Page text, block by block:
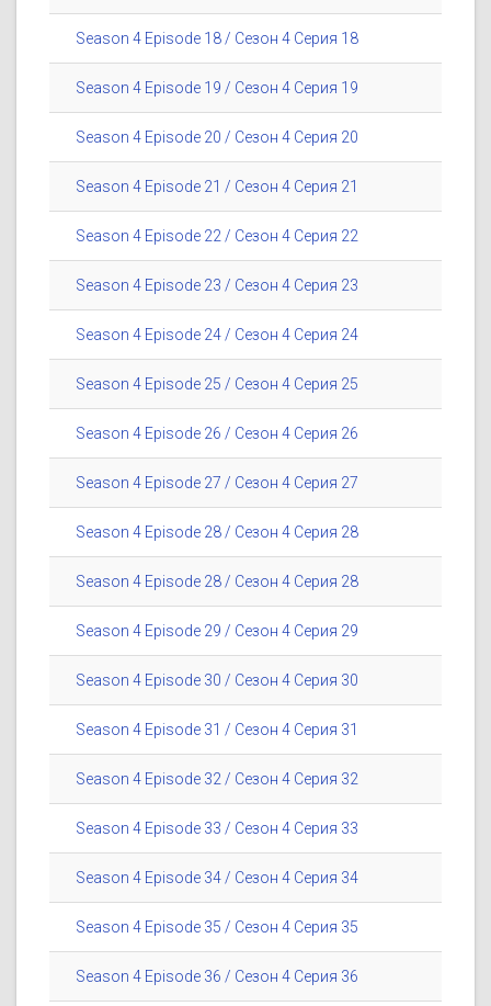
Season 4 Episode 18 / Сезон 4 Серия 18
Season 4 Episode 19 / Сезон 4 Серия 19
Season 4 Episode 20 / Сезон 4 Серия 20
Season 4 Episode 21 / Сезон 4 Серия 21
Season 4 Episode 22 / Сезон 4 Серия 22
Season 4 Episode 23 / Сезон 4 Серия 23
Season 4 Episode 24 / Сезон 4 Серия 24
Season 4 Episode 25 / Сезон 4 Серия 25
Season 4 Episode 26 / Сезон 4 Серия 26
Season 4 Episode 27 / Сезон 4 Серия 27
Season 4 Episode 28 / Сезон 4 Серия 28
Season 4 Episode 28 / Сезон 4 Серия 28
Season 4 Episode 29 / Сезон 4 Серия 29
Season 4 Episode 30 / Сезон 4 Серия 30
Season 4 Episode 31 / Сезон 4 Серия 31
Season 4 Episode 32 / Сезон 4 Серия 32
Season 4 Episode 33 / Сезон 4 Серия 33
Season 4 Episode 34 / Сезон 4 Серия 34
Season 4 Episode 35 / Сезон 4 Серия 35
Season 4 Episode 36 / Сезон 4 Серия 36